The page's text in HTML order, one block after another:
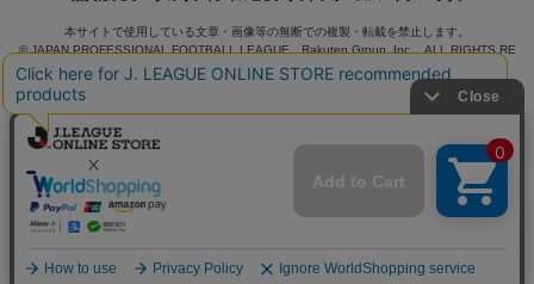
本サイトで使用している文章・画像等の無断での複製・転載を禁止します。
© JAPAN PROFESSIONAL FOOTBALL LEAGUE Rakuten Group, Inc. ALL RIGHTS RE
SERVED.